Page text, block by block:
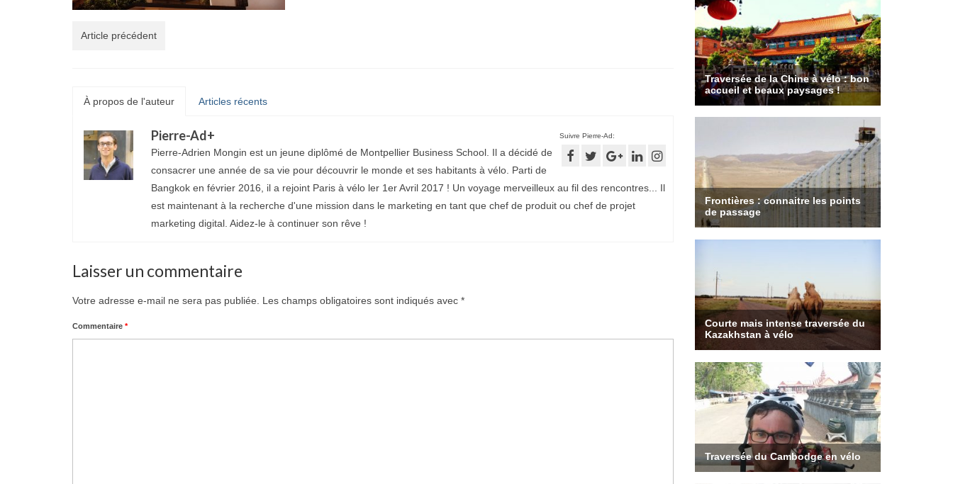
Article précédent
À propos de l'auteur Articles récents
Suivre Pierre-Ad:
Pierre-Ad+
Pierre-Adrien Mongin est un jeune diplômé de Montpellier Business School. Il a décidé de
consacrer une année de sa vie pour découvrir le monde et ses habitants à vélo. Parti de
Bangkok en février 2016, il a rejoint Paris à vélo ler 1er Avril 2017 ! Un voyage merveilleux au fil des rencontres... Il
est maintenant à la recherche d'une mission dans le marketing en tant que chef de produit ou chef de projet
marketing digital. Aidez-le à continuer son rêve !
Laisser un commentaire
Votre adresse e-mail ne sera pas publiée. Les champs obligatoires sont indiqués avec *
Commentaire *